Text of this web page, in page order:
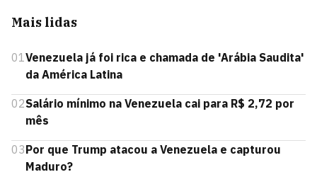
Mais lidas
01 Venezuela já foi rica e chamada de 'Arábia Saudita'
da América Latina
02Salário mínimo na Venezuela cai para R$ 2,72 por
mês
03Por que Trump atacou a Venezuela e capturou
Maduro?